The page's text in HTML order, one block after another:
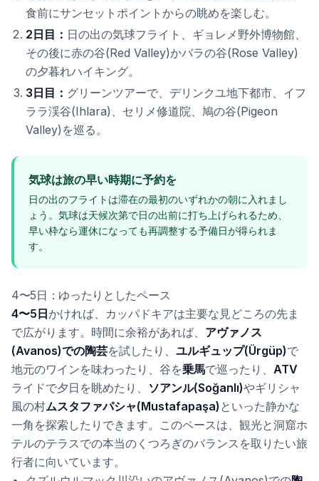
食前にサンセットポイントからの眺めを楽しむ。
2日目： 日の出の気球フライト、ギョレメ野外博物館、
その後に赤の谷(Red Valley)かバラの谷(Rose Valley)
の夕暮れハイキング。
3日目： グリーンツアーで、デリンクユ地下都市、イフ
ララ渓谷(Ihlara)、セリメ修道院、鳩の谷(Pigeon
Valley)を巡る。
気球は旅の早い時期に予約を
日の出のフライトは滞在の最初のいずれかの朝に入れまし
ょう。気球は天候次第で日の出前に打ち上げられるため、
早い枠なら運休になっても再調整する予備日が得られま
す。
4〜5日：ゆったりとしたペース
4〜5日かければ、カッパドキアは主要な見どころの先ま
で広がります。時間に余裕があれば、 アヴァノス
(Avanos)での陶芸を試したり、 ユルギュップ(Ürgüp)で
地元のワインを味わったり、谷を乗馬で巡ったり、 ATV
ライドで夕日を眺めたり、 ソアンル(Soğanlı)やギリシャ
風の村ムスタファパシャ(Mustafapaşa) といった静かな
一角を探索したりできます。このペースは、観光と洞窟ホ
テルのテラスでの本当のくつろぎのバランスを取りたい旅
行者に向いています。